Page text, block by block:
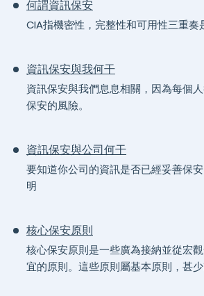
何謂資訊保安
CIA指機密性，完整性和可用性三重奏
資訊保安與我何干
資訊保安與我們息息相關，因為每個
保安的風險。
資訊保安與公司何干
要知道你公司的資訊是否已經妥善保
明
核心保安原則
核心保安原則是一些廣為接納並從宏
宜的原則。這些原則屬基本原則，甚少